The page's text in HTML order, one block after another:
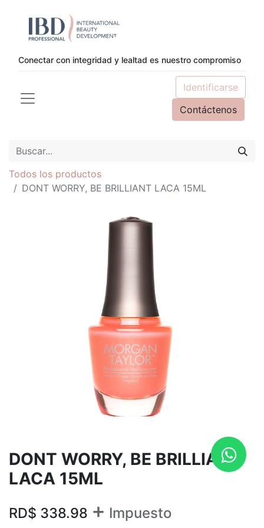
Conectar con integridad y lealtad es nuestro compromiso
Identificarse
Contáctenos
Todos los productos
DONT WORRY, BE BRILLIANT LACA 15ML
DONT WORRY, BE BRILLIANT
LACA 15ML
RD$ 338.98 + Impuesto